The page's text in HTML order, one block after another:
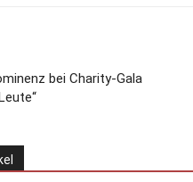
bei Charity-Gala